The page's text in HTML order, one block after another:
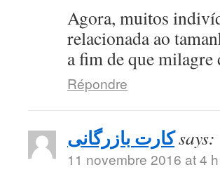
Agora, muitos
relacionada ao
a fim de que milagre
Répondre
کارت بازرگانیsays:
11 novembre 2016 at 4